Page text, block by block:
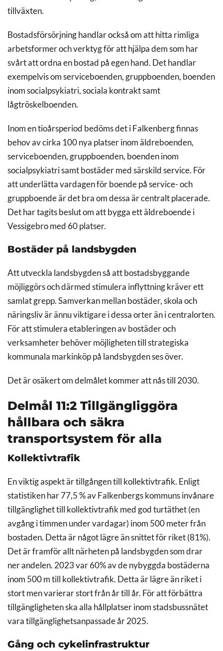
tillväxten.
Bostadsförsörjning handlar också om att hitta rimliga
arbetsformer och verktyg för att hjälpa dem som har
svårt att ordna en bostad på egen hand. Det handlar
exempelvis om serviceboenden, gruppboenden, boenden
inom socialpsykiatri, sociala kontrakt samt
lågtröskelboenden.
Inom en tioårsperiod bedöms det i Falkenberg finnas
behov av cirka 100 nya platser inom äldreboenden,
serviceboenden, gruppboenden, boenden inom
socialpsykiatri samt bostäder med särskild service. För
att underlätta vardagen för boende på service- och
gruppboende är det bra om dessa är centralt placerade.
Det har tagits beslut om att bygga ett äldreboende i
Vessigebro med 60 platser.
Bostäder på landsbygden
Att utveckla landsbygden så att bostadsbyggande
möjliggörs och därmed stimulera inflyttning kräver ett
samlat grepp. Samverkan mellan bostäder, skola och
näringsliv är ännu viktigare i dessa orter än i centralorten.
För att stimulera etableringen av bostäder och
verksamheter behöver möjligheten till strategiska
kommunala markinköp på landsbygden ses över.
Det är osäkert om delmålet kommer att nås till 2030.
Delmål 11:2 Tillgängliggöra
hållbara och säkra
transportsystem för alla
Kollektivtrafik
En viktig aspekt är tillgången till kollektivtrafik. Enligt
statistiken har 77,5 % av Falkenbergs kommuns invånare
tillgänglighet till kollektivtrafik med god turtäthet (en
avgång i timmen under vardagar) inom 500 meter från
bostaden. Detta är något lägre än snittet för riket (81%).
Det är framför allt närheten på landsbygden som drar
ner andelen. 2023 var 60% av de nybyggda bostäderna
inom 500 m till kollektivtrafik. Detta är lägre än riket i
stort men varierar stort från år till år. För att förbättra
tillgängligheten ska alla hållplatser inom stadsbussnätet
vara tillgänglighetsanpassade år 2025.
Gång och cykelinfrastruktur